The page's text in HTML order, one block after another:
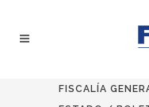
FISCALÍA